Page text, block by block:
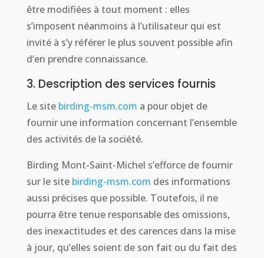
être modifiées à tout moment : elles
s’imposent néanmoins à l’utilisateur qui est
invité à s’y référer le plus souvent possible afin
d’en prendre connaissance.
3. Description des services fournis
Le site birding-msm.com a pour objet de
fournir une information concernant l’ensemble
des activités de la société.
Birding Mont-Saint-Michel s’efforce de fournir
sur le site birding-msm.com des informations
aussi précises que possible. Toutefois, il ne
pourra être tenue responsable des omissions,
des inexactitudes et des carences dans la mise
à jour, qu’elles soient de son fait ou du fait des